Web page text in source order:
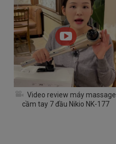
Video review máy massage
cầm tay 7 đầu Nikio NK-177